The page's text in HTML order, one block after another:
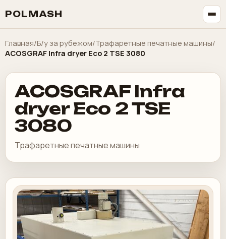
POLMASH
Главная/Б/у за рубежом/Трафаретные печатные машины/
ACOSGRAF Infra dryer Eco 2 TSE 3080
ACOSGRAF Infra
dryer Eco 2 TSE
3080
Трафаретные печатные машины